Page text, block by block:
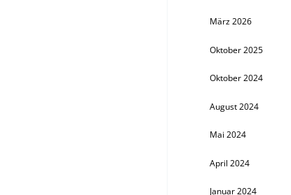
März 2026
Oktober 2025
Oktober 2024
August 2024
Mai 2024
April 2024
Januar 2024